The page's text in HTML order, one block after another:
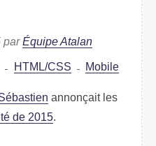
parÉquipe Atalan
HTML/CSS Mobile
annonçait les
de 2015.